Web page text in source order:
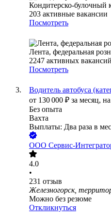
Кондитерско-булочный
203 активные вакансии
Посмотреть
Лента, федеральная
2247 активных вакансий
Посмотреть
Водитель автобуса
от 130 000 ₽ за месяц,
Без опыта
Вахта
Выплаты: Два раза в
ООО Сервис-
4.0
•
231 отзыв
Железногорск,
Можно без резюме
Откликнуться